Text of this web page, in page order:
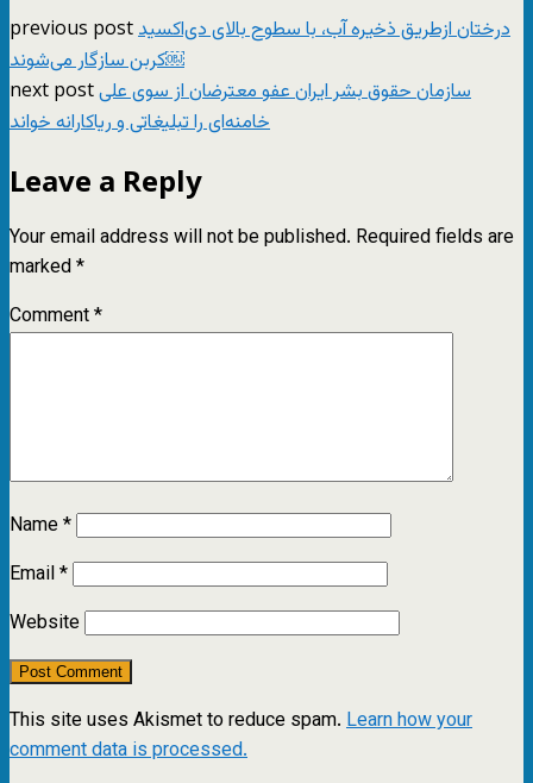
previous postدرختان ازطریق ذخیره آب، با سطوح بالای دی‌‌اکسید
کربن سازگار می‌‌شوند￼
next postسازمان حقوق بشر ایران عفو معترضان از سوی علی
خامنه‌ای را تبلیغاتی و ریاکارانه خواند
Leave a Reply
Your email address will not be published. Required fields are
marked*
Comment*
Name*
Email*
Website
This site uses Akismet to reduce spam. Learn how your
comment data is processed.